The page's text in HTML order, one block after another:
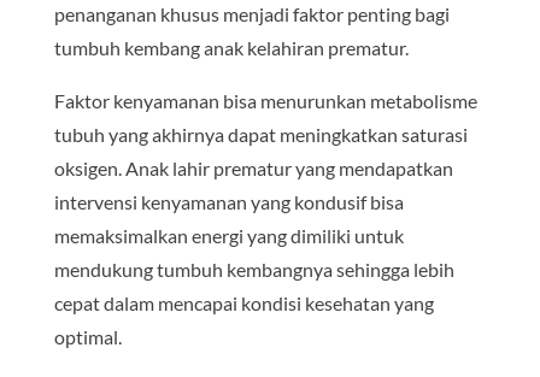
penanganan khusus menjadi faktor penting bagi
tumbuh kembang anak kelahiran prematur.
Faktor kenyamanan bisa menurunkan metabolisme
tubuh yang akhirnya dapat meningkatkan saturasi
oksigen. Anak lahir prematur yang mendapatkan
intervensi kenyamanan yang kondusif bisa
memaksimalkan energi yang dimiliki untuk
mendukung tumbuh kembangnya sehingga lebih
cepat dalam mencapai kondisi kesehatan yang
optimal.